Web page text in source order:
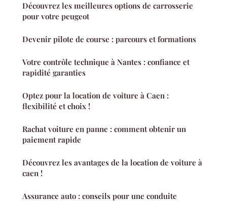
Découvrez les meilleures options de carrosserie
pour votre peugeot
Devenir pilote de course : parcours et formations
Votre contrôle technique à Nantes : confiance et
rapidité garanties
Optez pour la location de voiture à Caen :
flexibilité et choix !
Rachat voiture en panne : comment obtenir un
paiement rapide
Découvrez les avantages de la location de voiture à
caen !
Assurance auto : conseils pour une conduite